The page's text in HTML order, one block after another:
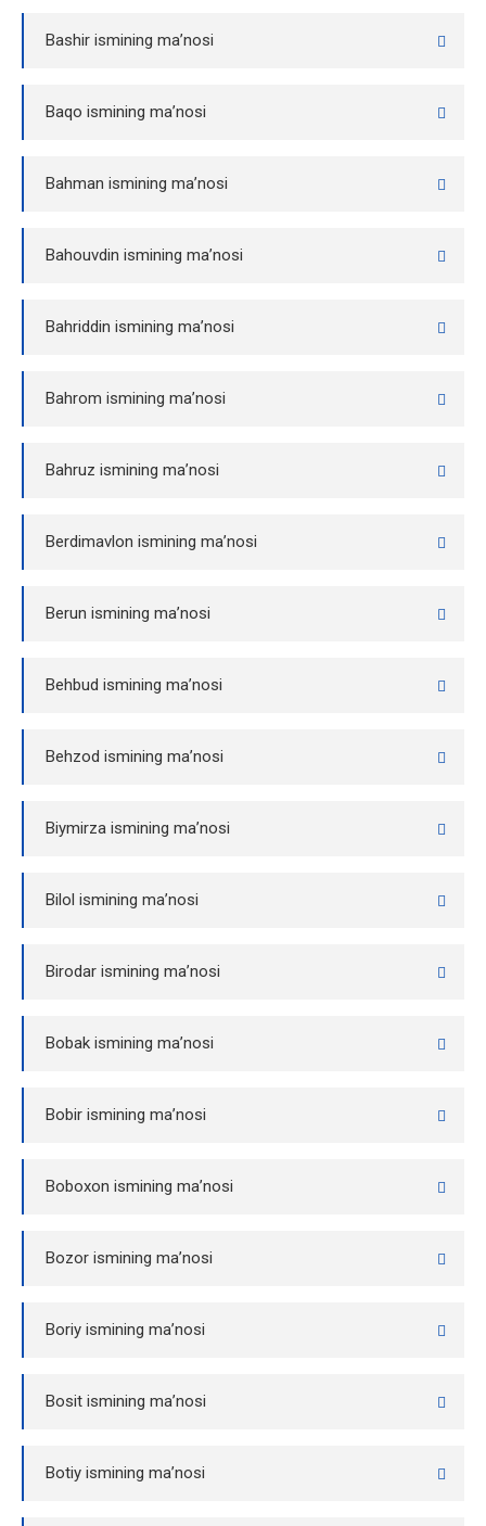
Bashir ismining ma’nosi
Baqo ismining ma’nosi
Bahman ismining ma’nosi
Bahouvdin ismining ma’nosi
Bahriddin ismining ma’nosi
Bahrom ismining ma’nosi
Bahruz ismining ma’nosi
Berdimavlon ismining ma’nosi
Berun ismining ma’nosi
Behbud ismining ma’nosi
Behzod ismining ma’nosi
Biymirza ismining ma’nosi
Bilol ismining ma’nosi
Birodar ismining ma’nosi
Bobak ismining ma’nosi
Bobir ismining ma’nosi
Boboxon ismining ma’nosi
Bozor ismining ma’nosi
Boriy ismining ma’nosi
Bosit ismining ma’nosi
Botiy ismining ma’nosi